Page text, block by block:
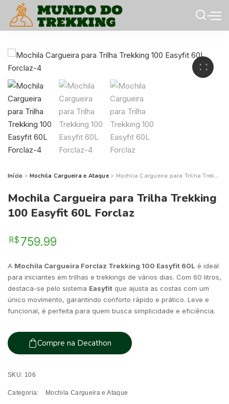
Início >Mochila Cargueira e Ataque> Mochila Cargueira para Trilha Trekking 100 Easyfit 60L Forclaz
Mochila Cargueira para Trilha Trekking
100 Easyfit 60L Forclaz
R$ 759.99
A Mochila Cargueira Forclaz Trekking 100 Easyfit 60L é ideal
para iniciantes em trilhas e trekkings de vários dias. Com 60 litros,
destaca-se pelo sistema Easyfit que ajusta as costas com um
único movimento, garantindo conforto rápido e prático. Leve e
funcional, é perfeita para quem busca simplicidade e eficiência.
Compre na Decathon
SKU: 106
Categoria: Mochila Cargueira e Ataque